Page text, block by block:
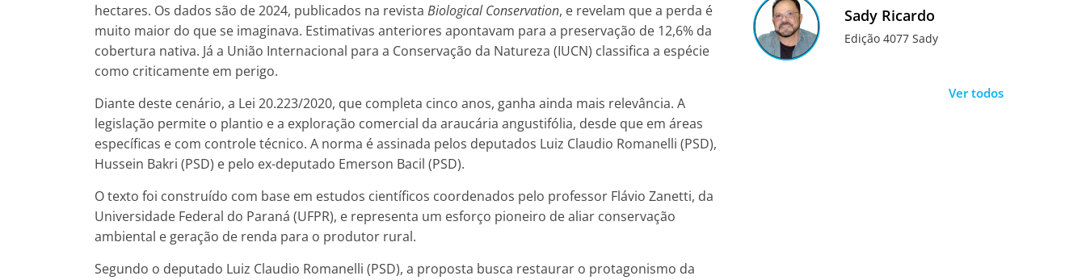
hectares. Os dados são de 2024, publicados na revista Biological Conservation, e revelam que a perda é
muito maior do que se imaginava. Estimativas anteriores apontavam para a preservação de 12,6% da
cobertura nativa. Já a União Internacional para a Conservação da Natureza (IUCN) classifica a espécie
como criticamente em perigo.
Diante deste cenário, a Lei 20.223/2020, que completa cinco anos, ganha ainda mais relevância. A
legislação permite o plantio e a exploração comercial da araucária angustifólia, desde que em áreas
específicas e com controle técnico. A norma é assinada pelos deputados Luiz Claudio Romanelli (PSD),
Hussein Bakri (PSD) e pelo ex-deputado Emerson Bacil (PSD).
O texto foi construído com base em estudos científicos coordenados pelo professor Flávio Zanetti, da
Universidade Federal do Paraná (UFPR), e representa um esforço pioneiro de aliar conservação
ambiental e geração de renda para o produtor rural.
Segundo o deputado Luiz Claudio Romanelli (PSD), a proposta busca restaurar o protagonismo da
Sady Ricardo
Edição 4077 Sady
Ver todos